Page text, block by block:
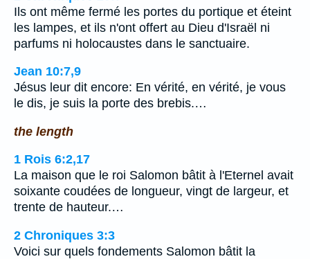
Ils ont même fermé les portes du portique et éteint
les lampes, et ils n'ont offert au Dieu d'Israël ni
parfums ni holocaustes dans le sanctuaire.
Jean 10:7,9
Jésus leur dit encore: En vérité, en vérité, je vous
le dis, je suis la porte des brebis.…
the length
1 Rois 6:2,17
La maison que le roi Salomon bâtit à l'Eternel avait
soixante coudées de longueur, vingt de largeur, et
trente de hauteur.…
2 Chroniques 3:3
Voici sur quels fondements Salomon bâtit la